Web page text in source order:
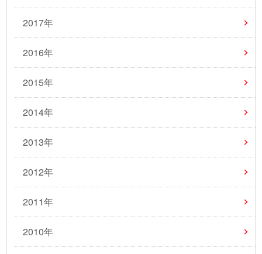
2017年
2016年
2015年
2014年
2013年
2012年
2011年
2010年